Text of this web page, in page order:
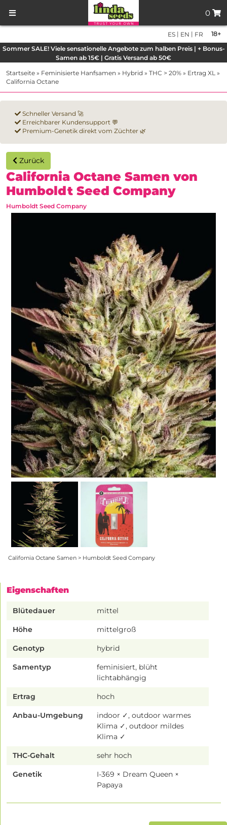
0
18+
ES | EN | FR
Sommer SALE! Viele sensationelle Angebote zum halben Preis | + Bonus-
Samen ab 15€ | Gratis Versand ab 50€
Startseite » Feminisierte Hanfsamen » Hybrid » THC > 20% » Ertrag XL »
California Octane
Schneller Versand 🚀
Erreichbarer Kundensupport 💬
Premium-Genetik direkt vom Züchter 🌿
Zurück
California Octane Samen von
Humboldt Seed Company
Humboldt Seed Company
California Octane Samen > Humboldt Seed Company
Eigenschaften
Blütedauer mittel
Höhe mittelgroß
Genotyp hybrid
Samentyp
feminisiert, blüht
lichtabhängig
Ertrag hoch
Anbau-Umgebung
indoor ✓, outdoor warmes
Klima ✓, outdoor mildes
Klima ✓
THC-Gehalt sehr hoch
Genetik
I-369 × Dream Queen ×
Papaya